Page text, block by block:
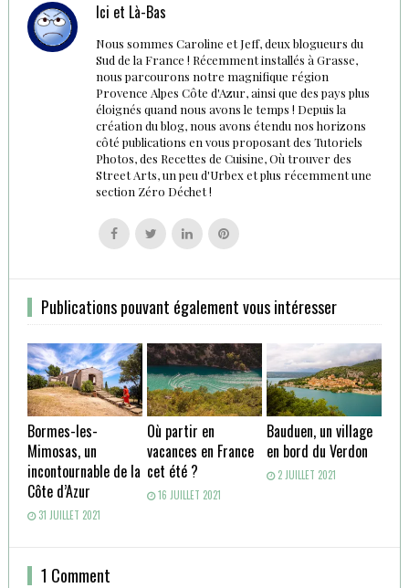
Ici et Là-Bas
Nous sommes Caroline et Jeff, deux blogueurs du
Sud de la France ! Récemment installés à Grasse,
nous parcourons notre magnifique région
Provence Alpes Côte d'Azur, ainsi que des pays plus
éloignés quand nous avons le temps ! Depuis la
création du blog, nous avons étendu nos horizons
côté publications en vous proposant des Tutoriels
Photos, des Recettes de Cuisine, Où trouver des
Street Arts, un peu d'Urbex et plus récemment une
section Zéro Déchet !
Follow
us
Follow
us
Follow
us
Follow
us
Publications pouvant également vous intéresser
Bormes-les-
Mimosas, un
incontournable de la
Côte d’Azur
31 JUILLET 2021
Où partir en
vacances en France
cet été ?
16 JUILLET 2021
Bauduen, un village
en bord du Verdon
2 JUILLET 2021
1 Comment